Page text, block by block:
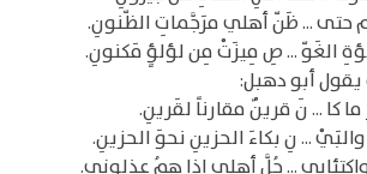
حتى ... ظَنّ أهلي مرَجَّماتِ الظّنونِ.
الغَوّ ... صِ مِيزَتْ مِن لؤلؤٍ مَكنونِ.
أبو دهبل:
كا ... نَ قرينٌ مقارناً لقَرينِ.
... نِ بكاءَ الحزينِ نحوَ الحزينِ.
... جُلَّ أهلي إذا همُ عذلوني.